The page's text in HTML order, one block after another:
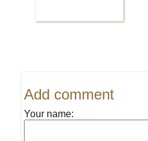
Add comment
Your name: